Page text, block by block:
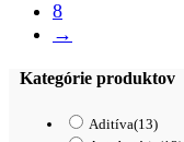
8
→
Kategórie produktov
Aditíva(13)